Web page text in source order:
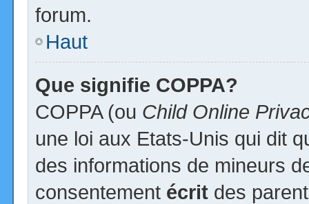
forum.
Haut
Que signifie COPPA?
COPPA (ou Child Online
une loi aux Etats-Unis qui dit
des informations de mineurs
consentement écrit des